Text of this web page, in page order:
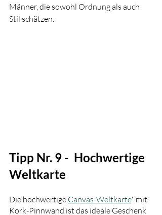
Männer, die sowohl Ordnung als auch
Stil schätzen.
Tipp Nr. 9 -  Hochwertige
Weltkarte
Die hochwertige Canvas-Weltkarte* mit
Kork-Pinnwand ist das ideale Geschenk